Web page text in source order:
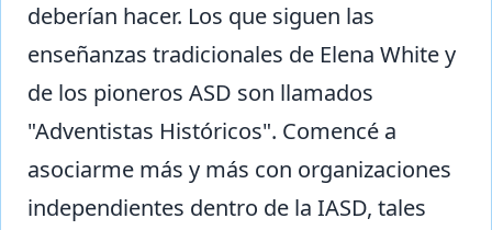
deberían hacer. Los que siguen las
enseñanzas tradicionales de Elena White y
de los pioneros ASD son llamados
"Adventistas Históricos". Comencé a
asociarme más y más con organizaciones
independientes dentro de la IASD, tales